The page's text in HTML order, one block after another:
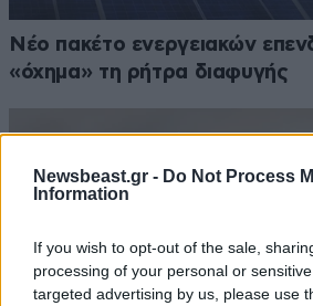
Newsbeast.gr - Do Not Process
Information
If you wish to opt-out of the sale,
processing of your personal or
targeted advertising by us, please use
Νέο πακέτο ενεργειακών
«όχημα» τη ρήτρα διαφυγής